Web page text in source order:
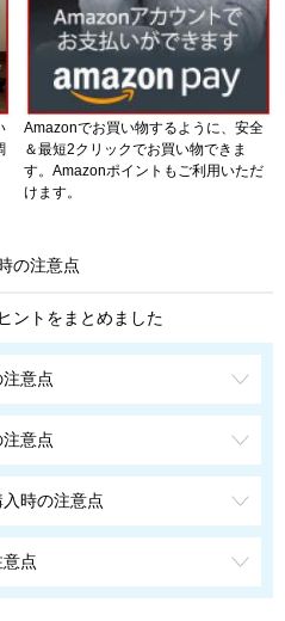
Amazonでお買い物するように、安全
＆最短2クリックでお買い物できま
す。Amazonポイントもご利用いただ
けます。
の注意点
ントをまとめました
意点
意点
時の注意点
点